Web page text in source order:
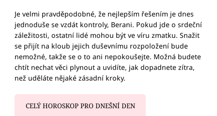
Je velmi pravděpodobné, že nejlepším řešením je dnes
jednoduše se vzdát kontroly, Berani. Pokud jde o srdeční
záležitosti, ostatní lidé mohou být ve víru zmatku. Snažit
se přijít na kloub jejich duševnímu rozpoložení bude
nemožné, takže se o to ani nepokoušejte. Možná budete
chtít nechat věci plynout a uvidíte, jak dopadnete zítra,
než uděláte nějaké zásadní kroky.
CELÝ HOROSKOP PRO DNEŠNÍ DEN